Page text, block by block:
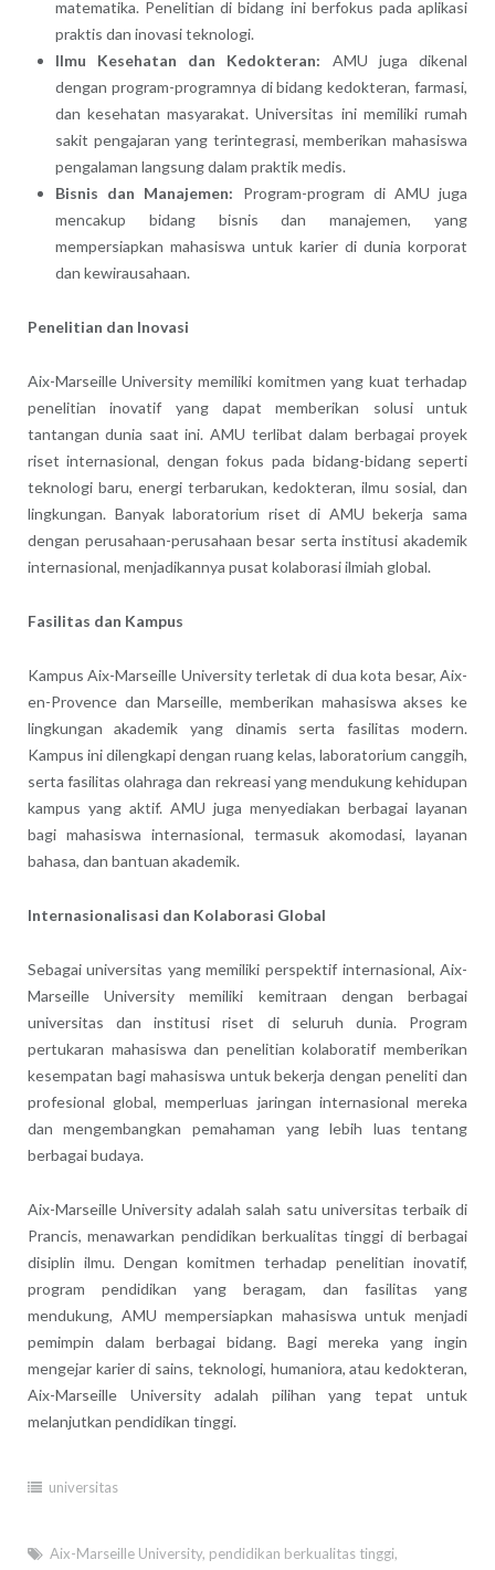
matematika. Penelitian di bidang ini berfokus pada aplikasi
praktis dan inovasi teknologi.
Ilmu Kesehatan dan Kedokteran: AMU juga dikenal
dengan program-programnya di bidang kedokteran, farmasi,
dan kesehatan masyarakat. Universitas ini memiliki rumah
sakit pengajaran yang terintegrasi, memberikan mahasiswa
pengalaman langsung dalam praktik medis.
Bisnis dan Manajemen: Program-program di AMU juga
mencakup bidang bisnis dan manajemen, yang
mempersiapkan mahasiswa untuk karier di dunia korporat
dan kewirausahaan.
Penelitian dan Inovasi
Aix-Marseille University memiliki komitmen yang kuat terhadap
penelitian inovatif yang dapat memberikan solusi untuk
tantangan dunia saat ini. AMU terlibat dalam berbagai proyek
riset internasional, dengan fokus pada bidang-bidang seperti
teknologi baru, energi terbarukan, kedokteran, ilmu sosial, dan
lingkungan. Banyak laboratorium riset di AMU bekerja sama
dengan perusahaan-perusahaan besar serta institusi akademik
internasional, menjadikannya pusat kolaborasi ilmiah global.
Fasilitas dan Kampus
Kampus Aix-Marseille University terletak di dua kota besar, Aix-
en-Provence dan Marseille, memberikan mahasiswa akses ke
lingkungan akademik yang dinamis serta fasilitas modern.
Kampus ini dilengkapi dengan ruang kelas, laboratorium canggih,
serta fasilitas olahraga dan rekreasi yang mendukung kehidupan
kampus yang aktif. AMU juga menyediakan berbagai layanan
bagi mahasiswa internasional, termasuk akomodasi, layanan
bahasa, dan bantuan akademik.
Internasionalisasi dan Kolaborasi Global
Sebagai universitas yang memiliki perspektif internasional, Aix-
Marseille University memiliki kemitraan dengan berbagai
universitas dan institusi riset di seluruh dunia. Program
pertukaran mahasiswa dan penelitian kolaboratif memberikan
kesempatan bagi mahasiswa untuk bekerja dengan peneliti dan
profesional global, memperluas jaringan internasional mereka
dan mengembangkan pemahaman yang lebih luas tentang
berbagai budaya.
Aix-Marseille University adalah salah satu universitas terbaik di
Prancis, menawarkan pendidikan berkualitas tinggi di berbagai
disiplin ilmu. Dengan komitmen terhadap penelitian inovatif,
program pendidikan yang beragam, dan fasilitas yang
mendukung, AMU mempersiapkan mahasiswa untuk menjadi
pemimpin dalam berbagai bidang. Bagi mereka yang ingin
mengejar karier di sains, teknologi, humaniora, atau kedokteran,
Aix-Marseille University adalah pilihan yang tepat untuk
melanjutkan pendidikan tinggi.
universitas
Aix-Marseille University, pendidikan berkualitas tinggi,